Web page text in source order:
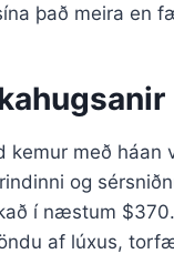
það meira en
kemur með háan
og
í næstum
af lúxus,